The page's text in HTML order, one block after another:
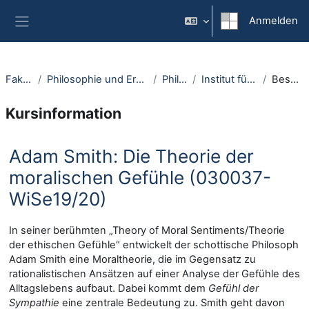
Anmelden
Fakultäten Philosophie und Erziehungswissenschaft Philosophie Institut für Philosophie I Beschreibung
Kursinformation
Adam Smith: Die Theorie der
moralischen Gefühle (030037-
WiSe19/20)
In seiner berühmten „Theory of Moral Sentiments/Theorie
der ethischen Gefühle“ entwickelt der schottische Philosoph
Adam Smith eine Moraltheorie, die im Gegensatz zu
rationalistischen Ansätzen auf einer Analyse der Gefühle des
Alltagslebens aufbaut. Dabei kommt dem Gefühl der
Sympathie eine zentrale Bedeutung zu. Smith geht davon